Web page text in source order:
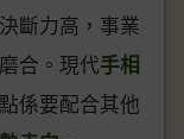
斷力高，事業
合。現代手相
係要配合其他